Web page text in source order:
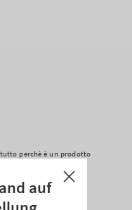
perchè è un prodotto
auf